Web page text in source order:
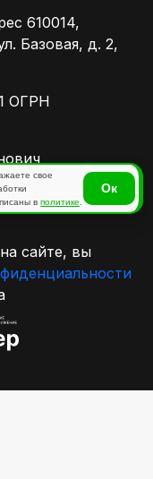
610014,
Базовая, д. 2,
ОГРН
сайте, вы
свое
вполитике.
Ок